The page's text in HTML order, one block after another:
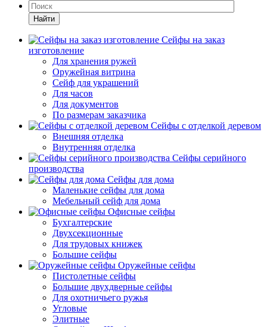
Найти
Сейфы на заказ
изготовление
Для хранения ружей
Оружейная витрина
Сейф для украшений
Для часов
Для документов
По размерам заказчика
Сейфы с отделкой деревом
Внешняя отделка
Внутренняя отделка
Сейфы серийного
производства
Сейфы для дома
Маленькие сейфы для дома
Мебельный сейф для дома
Офисные сейфы
Бухгалтерские
Двухсекционные
Для трудовых книжек
Большие сейфы
Оружейные сейфы
Пистолетные сейфы
Большие двухдверные сейфы
Для охотничьего ружья
Угловые
Элитные